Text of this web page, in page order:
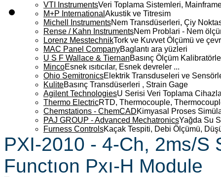
VTI InstrumentsVeri Toplama Sistemleri,
M+P International Akustik ve Titresim
Michell InstrumentsNem Transdüserleri, Çiy
Rense / Kahn InstrumentsNem Problari - Nem
Lorenz MesstechnikTork ve Kuvvet Ölçümü ve
MAC Panel CompanyBaglantı ara yüzleri
U S F Wallace & TiernanBasınç Ölçüm
MincoEsnek ısıtıcılar, Esnek devreler ...
Ohio SemitronicsElektrik Transduseleri ve
KuliteBasınç Transdüserleri , Strain Gage
Agilent TechnologiesU Serisi Veri Toplama
Thermo ElectricRTD, Thermocouple,
Chemstations - ChemCADKimyasal Proses
PAJ GROUP - Advanced MechatronicsYağda Su
Furness ControlsKaçak Tespiti, Debi Ölçümü,
PXI-2010 - 4-Ch, 2ms/S
Functıon Pxı-H Module